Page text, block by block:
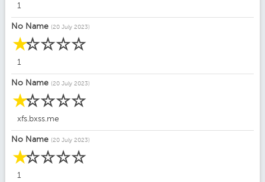
1
No Name (20 July 2023)
☆
☆
☆
☆
☆
1
No Name (20 July 2023)
☆
☆
☆
☆
☆
xfs.bxss.me
No Name (20 July 2023)
☆
☆
☆
☆
☆
1